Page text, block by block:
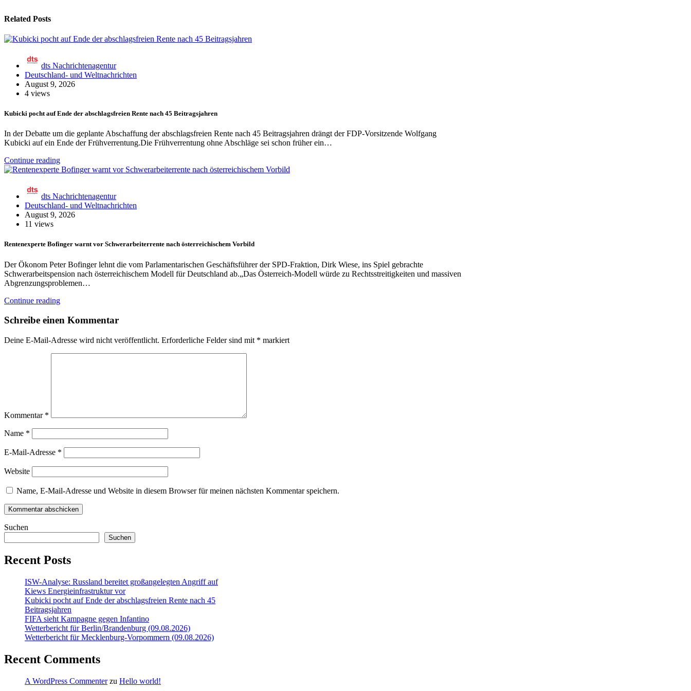
Related Posts
dts Nachrichtenagentur
Deutschland- und Weltnachrichten
August 9, 2026
4 views
Kubicki pocht auf Ende der abschlagsfreien Rente nach 45 Beitragsjahren
In der Debatte um die geplante Abschaffung der abschlagsfreien Rente nach 45 Beitragsjahren drängt der FDP-Vorsitzende Wolfgang
Kubicki auf ein Ende der Frühverrentung.Die Frühverrentung ohne Abschläge sei schon früher ein…
Continue reading
dts Nachrichtenagentur
Deutschland- und Weltnachrichten
August 9, 2026
11 views
Rentenexperte Bofinger warnt vor Schwerarbeiterrente nach österreichischem Vorbild
Der Ökonom Peter Bofinger lehnt die vom Parlamentarischen Geschäftsführer der SPD-Fraktion, Dirk Wiese, ins Spiel gebrachte
Schwerarbeitspension nach österreichischem Modell für Deutschland ab.„Das Österreich-Modell würde zu Rechtsstreitigkeiten und massiven
Abgrenzungsproblemen…
Continue reading
Schreibe einen Kommentar
Deine E-Mail-Adresse wird nicht veröffentlicht. Erforderliche Felder sind mit * markiert
Kommentar *
Name *
E-Mail-Adresse *
Website
Name, E-Mail-Adresse und Website in diesem Browser für meinen nächsten Kommentar speichern.
Suchen
Suchen
Recent Posts
ISW-Analyse: Russland bereitet großangelegten Angriff auf
Kiews Energieinfrastruktur vor
Kubicki pocht auf Ende der abschlagsfreien Rente nach 45
Beitragsjahren
FIFA sieht Kampagne gegen Infantino
Wetterbericht für Berlin/Brandenburg (09.08.2026)
Wetterbericht für Mecklenburg-Vorpommern (09.08.2026)
Recent Comments
A WordPress Commenterzu Hello world!